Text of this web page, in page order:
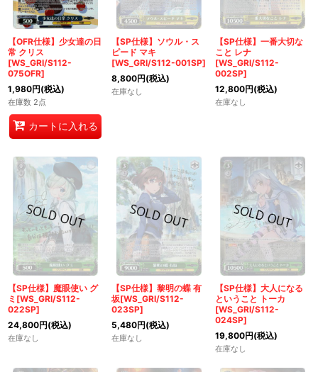
【OFR仕様】少女達の日
常 クリス
[WS_GRI/S112-
075OFR]
1,980円(税込)
在庫数 2点
カートに入れる
【SP仕様】ソウル・ス
ピード マキ
[WS_GRI/S112-001SP]
8,800円(税込)
在庫なし
【SP仕様】一番大切な
こと レナ
[WS_GRI/S112-
002SP]
12,800円(税込)
在庫なし
【SP仕様】魔眼使い グ
ミ[WS_GRI/S112-
022SP]
24,800円(税込)
在庫なし
【SP仕様】黎明の蝶 有
坂[WS_GRI/S112-
023SP]
5,480円(税込)
在庫なし
【SP仕様】大人になる
ということ トーカ
[WS_GRI/S112-
024SP]
19,800円(税込)
在庫なし